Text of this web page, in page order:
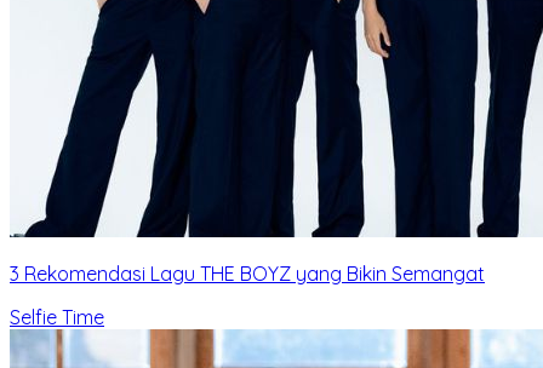
3 Rekomendasi Lagu THE BOYZ yang Bikin Semangat
Selfie Time